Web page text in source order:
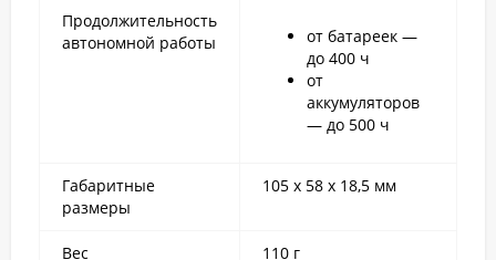
Продолжительность
автономной работы
от батареек —
до 400 ч
от
аккумуляторов
— до 500 ч
Габаритные
размеры
105 х 58 х 18,5 мм
Вес 110 г